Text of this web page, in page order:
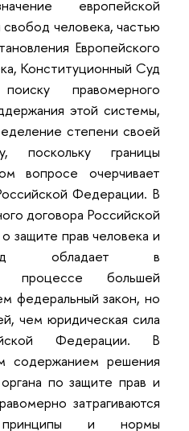
европейской
человека, частью
Европейского
Конституционный Суд
правомерного
этой системы,
степени своей
поскольку границы
вопросе очерчивает
Федерации. В
договора Российской
о защите прав человека и
обладает в
процессе большей
федеральный закон, но
чем юридическая сила
Федерации. В
содержанием решения
по защите прав и
затрагиваются
принципы и нормы